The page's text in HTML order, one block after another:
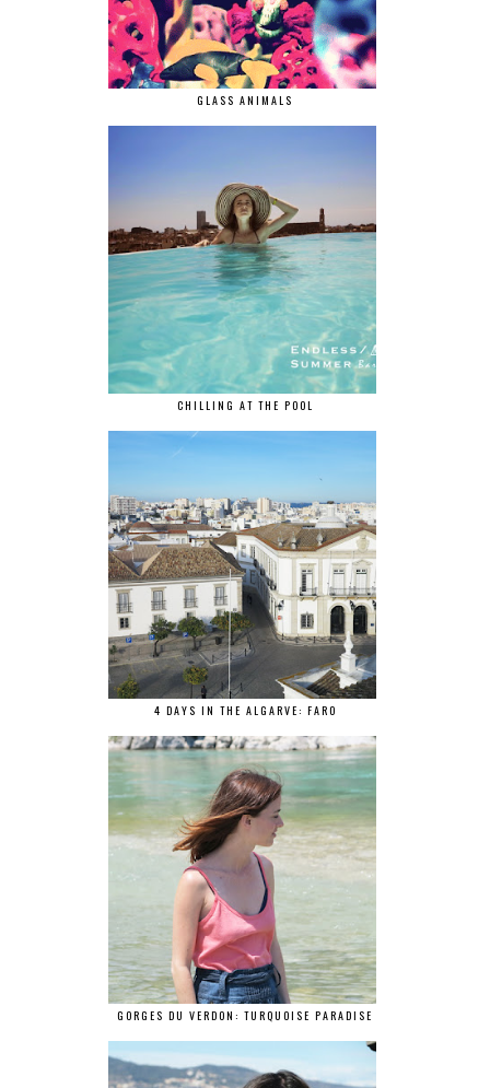
GLASS ANIMALS
CHILLING AT THE POOL
4 DAYS IN THE ALGARVE: FARO
GORGES DU VERDON: TURQUOISE PARADISE